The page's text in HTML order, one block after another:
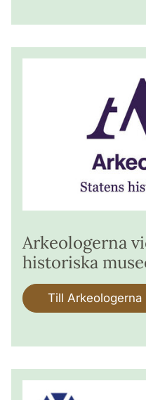
Arkeologerna
historiska
Till Arkeologerna